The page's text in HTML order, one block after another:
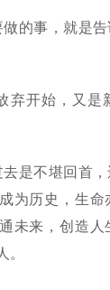
的事，就是
弃开始，又是
是不堪回首
为历史，生命
未来，创造人
。